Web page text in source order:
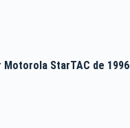
StarTAC de 1996